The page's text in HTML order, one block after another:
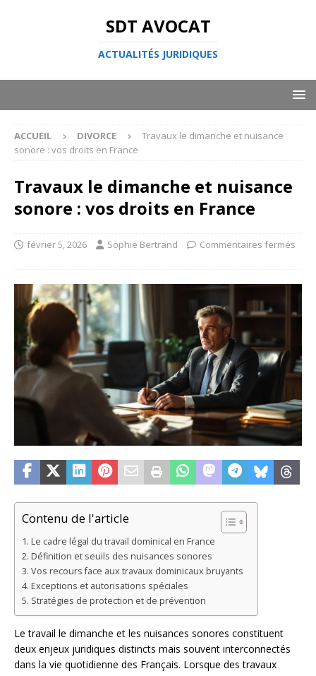
SDT AVOCAT
ACTUALITÉS JURIDIQUES
ACCUEIL DIVORCE
Travaux le dimanche et nuisance
sonore : vos droits en France
Travaux le dimanche et nuisance
sonore : vos droits en France
février 5, 2026 Sophie Bertrand Commentaires fermés
Contenu de l'article
Le cadre légal du travail dominical en France
Définition et seuils des nuisances sonores
Vos recours face aux travaux dominicaux bruyants
Exceptions et autorisations spéciales
Stratégies de protection et de prévention
Le travail le dimanche et les nuisances sonores constituent
deux enjeux juridiques distincts mais souvent interconnectés
dans la vie quotidienne des Français. Lorsque des travaux